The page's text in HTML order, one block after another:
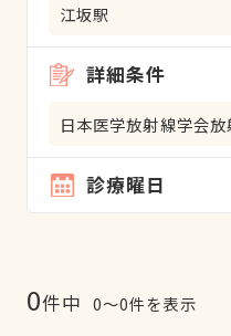
江坂駅
詳細条件
日本医学放射線学会
診療曜日
0件中 0〜0件を表示